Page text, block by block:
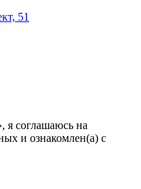
51
я соглашаюсь на
и ознакомлен(а) с